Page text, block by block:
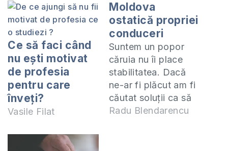
Ce să faci când
nu eşti motivat
de profesia
pentru care
înveţi?
Vasile Filat
Moldova
ostatică propriei
conduceri
Suntem un popor
căruia nu îi place
stabilitatea. Dacă
ne-ar fi plăcut am fi
căutat soluții ca să
păstrăm unitatea și
Radu Blendarencu